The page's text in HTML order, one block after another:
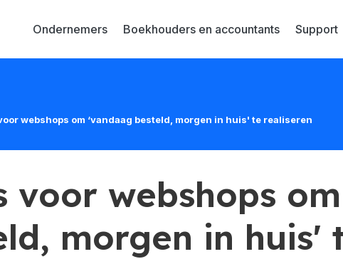
Ondernemers Boekhouders en accountants Support
webshops om ‘vandaag besteld, morgen in huis' te realiseren
voor webshops
morgen in huis'